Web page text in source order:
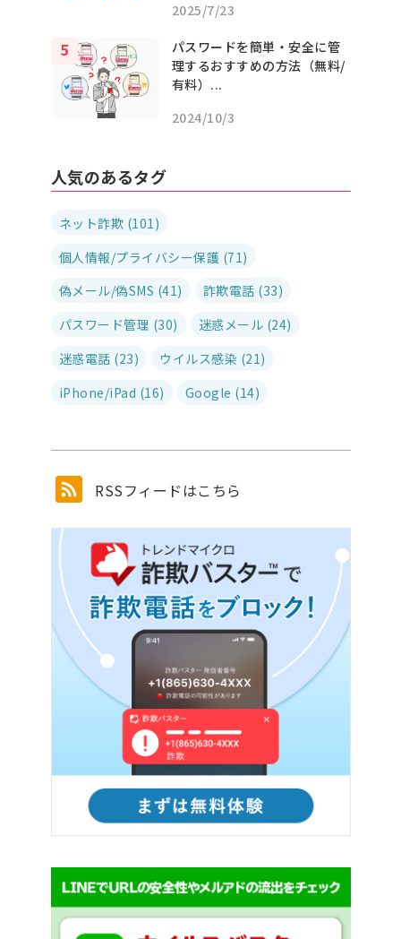
2025/7/23
パスワードを簡単・安全に管
理するおすすめの方法（無料/
有料）...
2024/10/3
人気のあるタグ
ネット詐欺 (101)
個人情報/プライバシー保護 (71)
偽メール/偽SMS (41)
詐欺電話 (33)
パスワード管理 (30)
迷惑メール (24)
迷惑電話 (23)
ウイルス感染 (21)
iPhone/iPad (16)
Google (14)
RSSフィードはこちら